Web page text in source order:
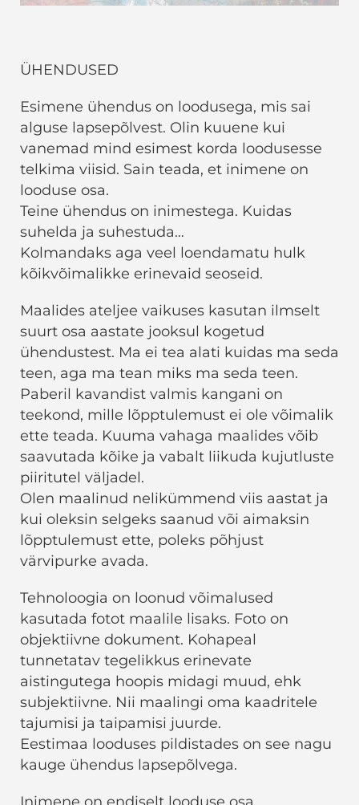
ÜHENDUSED
Esimene ühendus on loodusega, mis sai
alguse lapsepõlvest. Olin kuuene kui
vanemad mind esimest korda loodusesse
telkima viisid. Sain teada, et inimene on
looduse osa.
Teine ühendus on inimestega. Kuidas
suhelda ja suhestuda…
Kolmandaks aga veel loendamatu hulk
kõikvõimalikke erinevaid seoseid.
Maalides ateljee vaikuses kasutan ilmselt
suurt osa aastate jooksul kogetud
ühendustest. Ma ei tea alati kuidas ma seda
teen, aga ma tean miks ma seda teen.
Paberil kavandist valmis kangani on
teekond, mille lõpptulemust ei ole võimalik
ette teada. Kuuma vahaga maalides võib
saavutada kõike ja vabalt liikuda kujutluste
piiritutel väljadel.
Olen maalinud nelikümmend viis aastat ja
kui oleksin selgeks saanud või aimaksin
lõpptulemust ette, poleks põhjust
värvipurke avada.
Tehnoloogia on loonud võimalused
kasutada fotot maalile lisaks. Foto on
objektiivne dokument. Kohapeal
tunnetatav tegelikkus erinevate
aistingutega hoopis midagi muud, ehk
subjektiivne. Nii maalingi oma kaadritele
tajumisi ja taipamisi juurde.
Eestimaa looduses pildistades on see nagu
kauge ühendus lapsepõlvega.